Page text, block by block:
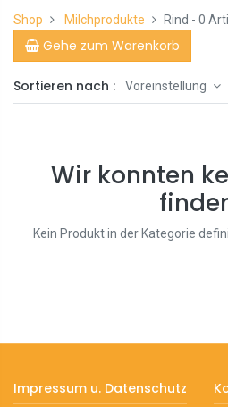
Shop Milchprodukte Rind - 0
Gehe zum Warenkorb
Sortieren nach : Voreinstellung
Wir konnten
Kein Produkt in der Kategorie
Impressum u. Datenschutz